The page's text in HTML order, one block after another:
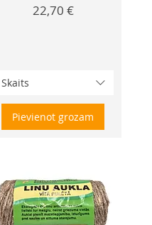
Cena
22,70 €
Skaits
Pievienot grozam